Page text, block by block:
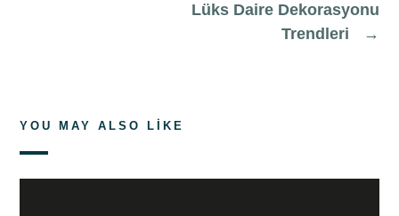
Lüks Daire Dekorasyonu
Trendleri
→
YOU MAY ALSO LIKE